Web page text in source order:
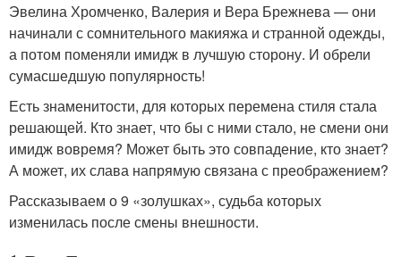
Эвелина Хромченко, Валерия и Вера Брежнева — они
начинали с сомнительного макияжа и странной одежды,
а потом поменяли имидж в лучшую сторону. И обрели
сумасшедшую популярность!
Есть знаменитости, для которых перемена стиля стала
решающей. Кто знает, что бы с ними стало, не смени они
имидж вовремя? Может быть это совпадение, кто знает?
А может, их слава напрямую связана с преображением?
Рассказываем о 9 «золушках», судьба которых
изменилась после смены внешности.